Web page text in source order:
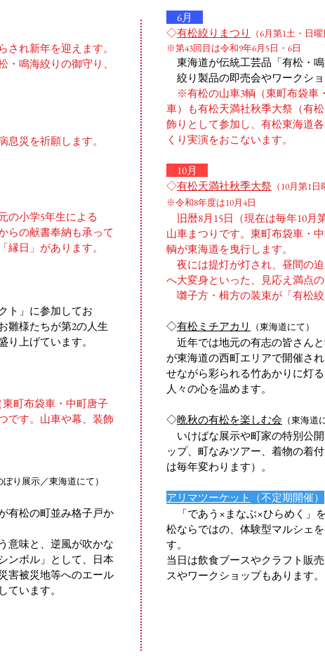
れ新年を迎えます。
鳴海絞りの御守り、
災を祈願します。
の小学5年生による
らの献書奉納も承って
「縁日」があります。
ト」に参加してお
雛様たちが第2の人生
り上げています。
町布袋車・中町唐子
す。 山車や幕、装飾
り展示／東海道にて）
有松の町並み格子戸か
意味と、逆風が吹かな
ンボル」として、日本
害被災地等へのエール
ています。
6月
◇有松絞りまつり
（6月第1土・日
​※第43回目は令和9年6月5日・6日
東海道が伝統工芸品「有松・
絞り製品の即売会やワークショ
※有松の山車3輌（東町布袋車
車）も有松天満社秋季大祭（有
飾りとして参加し、有松東海道
くり実演をおこないます。
10月
◇有松天満社秋季大祭 （10月第1日
※令和8年度は10月4日
旧暦8月15日（現在は毎年10月
山車まつりです。 東町布袋車・
輌が東海道を曳行します。
夜には提灯が灯され、昼間の
へ大変身といった、見応え満点の
囃子方・楫方の装束が「有松絞
◇有松ミチアカリ （東海道にて）
近年では地元の有志の皆さん
が東海道の西町エリアで開催され
せながら彩られる竹あかりに灯
人々の心を温めます。
◇晩秋の有松を楽しむ会 （東海道
いけばな展示や町家の特別公
ップ、町なみツアー、着物の着
は毎年変わります）。​
アリマツーケット （不定期開催）
「であう×まなぶ×ひらめく」
松ならではの、体験型マルシェ
す。
当日は飲食ブースやクラフト販
スやワークショップもあります。